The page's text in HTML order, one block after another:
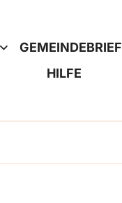
GEMEINDEBRIEF
HILFE